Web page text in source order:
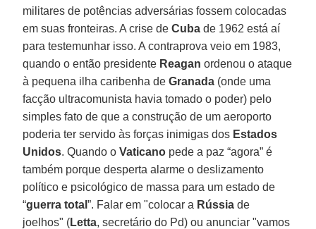
militares de potências adversárias fossem colocadas
em suas fronteiras. A crise deCuba de 1962 está aí
para testemunhar isso. A contraprova veio em 1983,
quando o então presidente Reagan ordenou o ataque
à pequena ilha caribenha deGranada (onde uma
facção ultracomunista havia tomado o poder) pelo
simples fato de que a construção de um aeroporto
poderia ter servido às forças inimigas dos Estados
Unidos. Quando oVaticano pede a paz “agora” é
também porque desperta alarme o deslizamento
político e psicológico de massa para um estado de
“guerra total”. Falar em "colocar a Rússia de
joelhos" (Letta, secretário do Pd) ou anunciar "vamos